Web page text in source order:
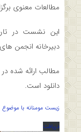
مطالعات معنوی
دبیرخانه انجمن
مطالب ارائه شده
دانلود است.
زیست مومنانه با
دریافت